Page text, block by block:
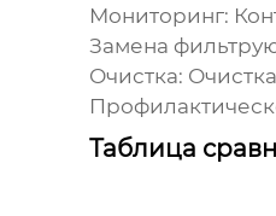
Мониторинг:
Замена
Очистка:
Таблица